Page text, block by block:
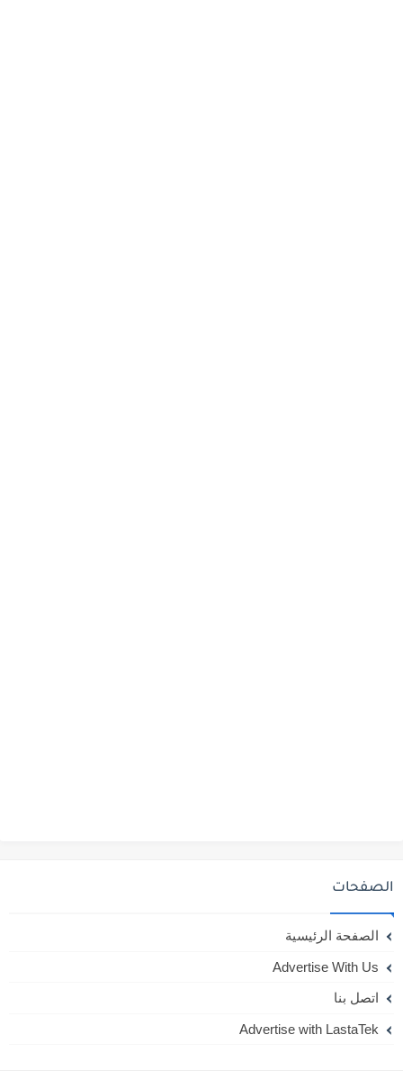
الصفحات
الصفحة الرئيسية
Advertise With Us
اتصل بنا
Advertise with LastaTek